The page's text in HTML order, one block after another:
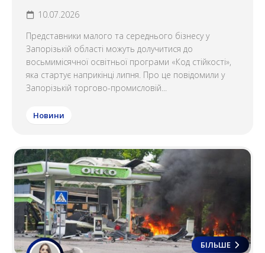
10.07.2026
Представники малого та середнього бізнесу у
Запорізькій області можуть долучитися до
восьмимісячної освітньої програми «Код стійкості»,
яка стартує наприкінці липня. Про це повідомили у
Запорізькій торгово-промисловій...
Новини
БІЛЬШЕ